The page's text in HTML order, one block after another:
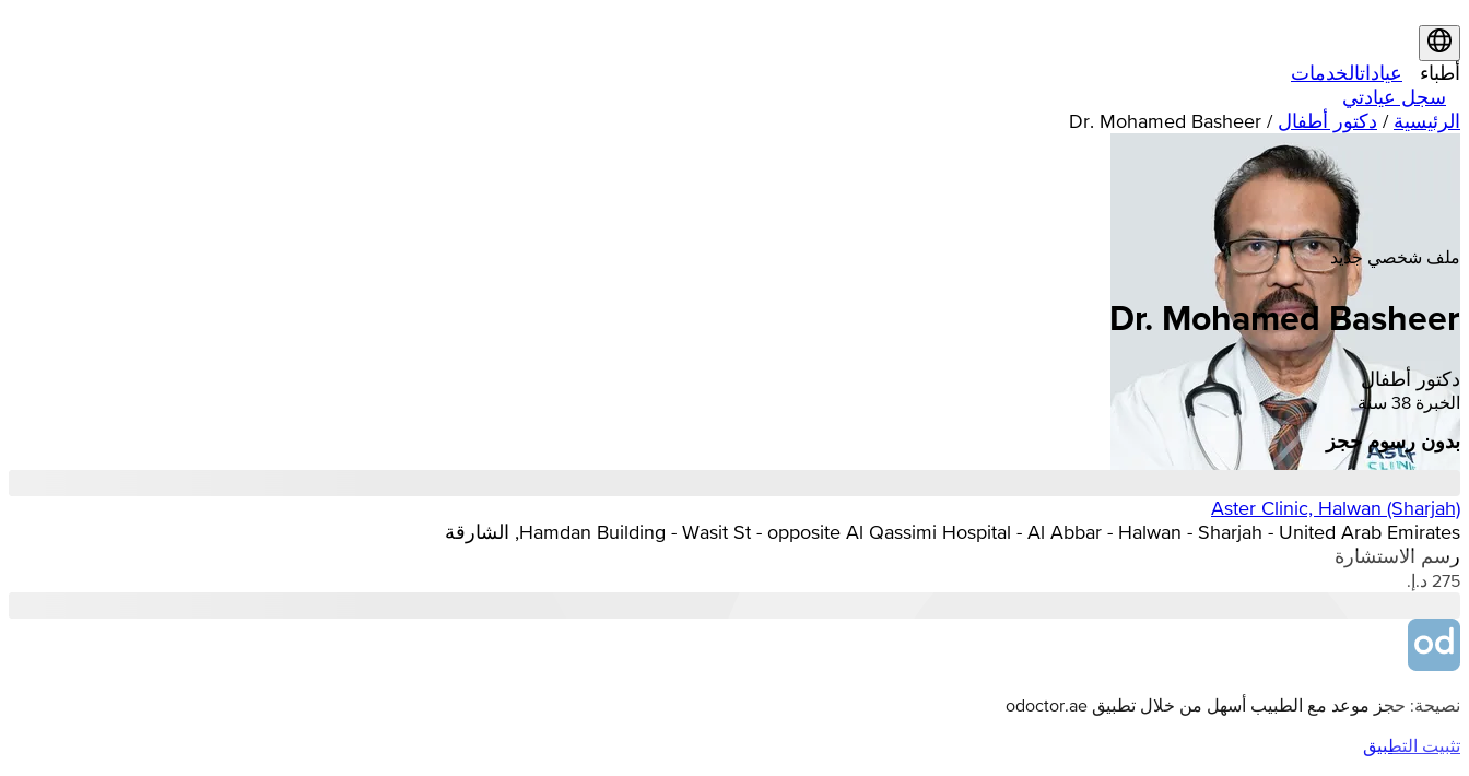
أطباء عياداتالخدمات
سجل عيادتي
الرئيسية / دكتور أطفال /
Dr. Mohamed Basheer
ملف شخصي جديد
Dr. Mohamed Basheer
دكتور أطفال
الخبرة 38 سنة
بدون رسوم حجز
Aster Clinic, Halwan (Sharjah)
Hamdan Building - Wasit St - opposite Al Qassimi Hospital - Al Abbar - Halwan - Sharjah - United Arab Emirates, الشارقة
رسم الاستشارة
نصيحة: حجز موعد مع الطبيب أسهل من خلال تطبيق odoctor.ae
تثبيت التطبيق